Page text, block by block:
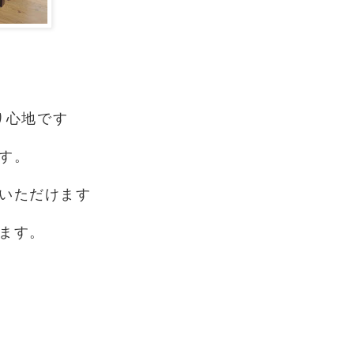
心地です
。
ただけます
す。